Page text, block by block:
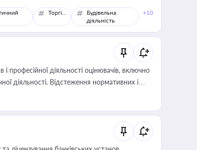
Торгівля
Будівельна
діяльність
+10
діяльності оцінювачів, включно
діяльності. Відстеження нормативних і
під час оподаткування,
оціночної діяльності